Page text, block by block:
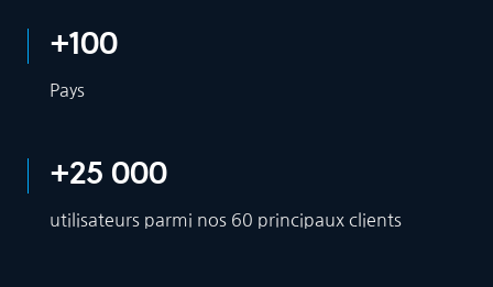
Pays
+100
utilisateurs parmi nos 60 principaux clients
+25 000